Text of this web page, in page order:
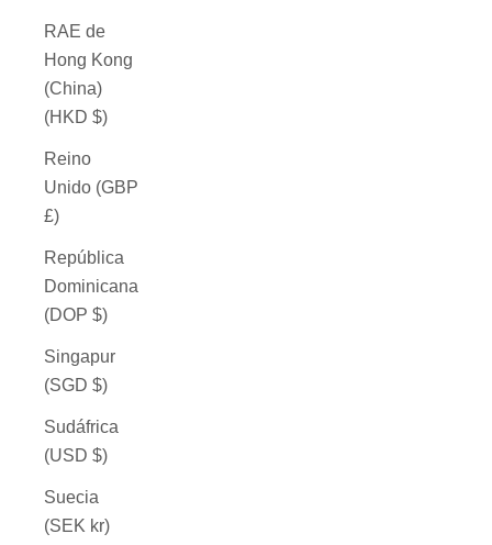
RAE de
Hong Kong
(China)
(HKD $)
Reino
Unido (GBP
£)
República
Dominicana
(DOP $)
Singapur
(SGD $)
Sudáfrica
(USD $)
Suecia
(SEK kr)